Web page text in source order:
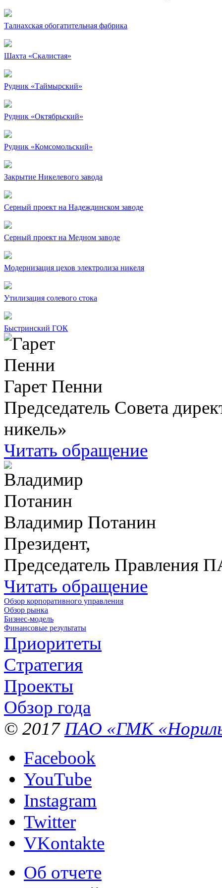
Талнахская обогатительная фабрика
Шахта «Скалистая»
Рудник «Таймырский»
Рудник «Октябрьский»
Рудник «Комсомольский»
Закрытие Никелевого завода
Серный проект на Надеждинском заводе
Серный проект на Медном заводе
Модернизация цехов электролиза никеля
Утилизация солевого стока
Быстринский ГОК
Гарет Пенни
Председатель Совета
никель»
Читать обращение
Владимир Потанин
Президент,
Председатель Правления
Читать обращение
Обзор корпоративного управления
Обзор рынка
Бизнес-модель
Финансовые результаты
Приоритеты
Стратегия
Проекты
Обзор года
© 2017 ПАО «ГМК
Facebook
YouTube
Instagram
Twitter
VKontakte
Об отчете